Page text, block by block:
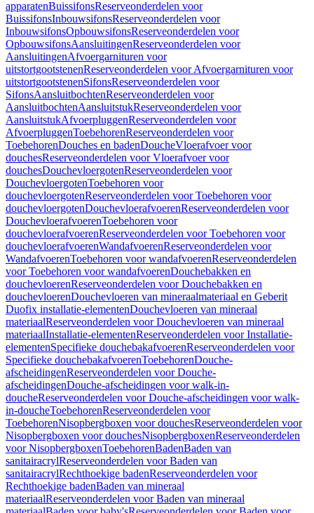
apparatenBuissifonsReserveonderdelen voor
BuissifonsInbouwsifonsReserveonderdelen voor
InbouwsifonsOpbouwsifonsReserveonderdelen voor
OpbouwsifonsAansluitingenReserveonderdelen voor
AansluitingenAfvoergarnituren voor
uitstortgootstenenReserveonderdelen voor Afvoergarnituren voor
uitstortgootstenenSifonsReserveonderdelen voor
SifonsAansluitbochtenReserveonderdelen voor
AansluitbochtenAansluitstukReserveonderdelen voor
AansluitstukAfvoerpluggenReserveonderdelen voor
AfvoerpluggenToebehorenReserveonderdelen voor
ToebehorenDouches en badenDoucheVloerafvoer voor
douchesReserveonderdelen voor Vloerafvoer voor
douchesDouchevloergotenReserveonderdelen voor
DouchevloergotenToebehoren voor
douchevloergotenReserveonderdelen voor Toebehoren voor
douchevloergotenDouchevloerafvoerenReserveonderdelen voor
DouchevloerafvoerenToebehoren voor
douchevloerafvoerenReserveonderdelen voor Toebehoren voor
douchevloerafvoerenWandafvoerenReserveonderdelen voor
WandafvoerenToebehoren voor wandafvoerenReserveonderdelen
voor Toebehoren voor wandafvoerenDouchebakken en
douchevloerenReserveonderdelen voor Douchebakken en
douchevloerenDouchevloeren van mineraalmateriaal en Geberit
Duofix installatie-elementenDouchevloeren van mineraal
materiaalReserveonderdelen voor Douchevloeren van mineraal
materiaalInstallatie-elementenReserveonderdelen voor Installatie-
elementenSpecifieke douchebakafvoerenReserveonderdelen voor
Specifieke douchebakafvoerenToebehorenDouche-
afscheidingenReserveonderdelen voor Douche-
afscheidingenDouche-afscheidingen voor walk-in-
doucheReserveonderdelen voor Douche-afscheidingen voor walk-
in-doucheToebehorenReserveonderdelen voor
ToebehorenNisopbergboxen voor douchesReserveonderdelen voor
Nisopbergboxen voor douchesNisopbergboxenReserveonderdelen
voor NisopbergboxenToebehorenBadenBaden van
sanitairacrylReserveonderdelen voor Baden van
sanitairacrylRechthoekige badenReserveonderdelen voor
Rechthoekige badenBaden van mineraal
materiaalReserveonderdelen voor Baden van mineraal